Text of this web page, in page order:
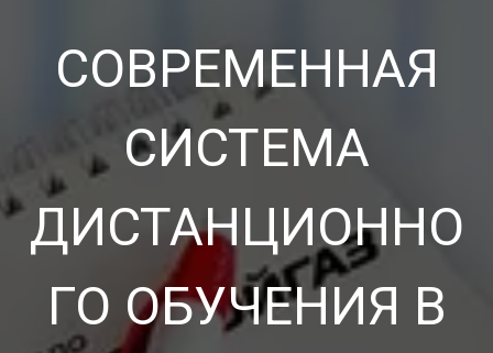
СОВРЕМЕННАЯ
СИСТЕМА
ДИСТАНЦИОННО
ГО ОБУЧЕНИЯ В